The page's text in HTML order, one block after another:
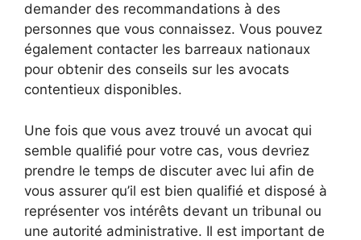
demander des recommandations à des
personnes que vous connaissez. Vous pouvez
également contacter les barreaux nationaux
pour obtenir des conseils sur les avocats
contentieux disponibles.
Une fois que vous avez trouvé un avocat qui
semble qualifié pour votre cas, vous devriez
prendre le temps de discuter avec lui afin de
vous assurer qu’il est bien qualifié et disposé à
représenter vos intérêts devant un tribunal ou
une autorité administrative. Il est important de